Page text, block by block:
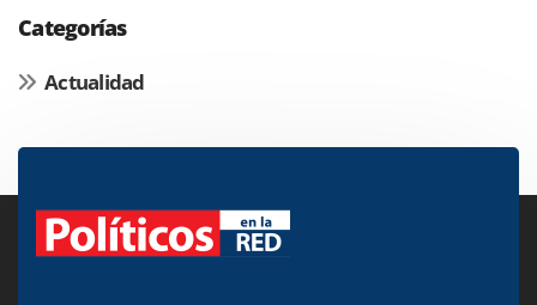
Categorías
Actualidad